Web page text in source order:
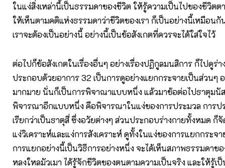
ในแง่สิ่งเหล่านี้เป็นธรรมดาของชีวิต ให้รู้ความเป็นไปของชีวิต
ให้เห็นตามคติแห่งธรรมดาว่าชีวิตของเรา ก็เป็นอย่างนี้เหมือนกั
เราจะต้องเป็นอย่างนี้ อย่างนี้เป็นข้อสังเกตที่ควรจะได้ใส่ใจไว้
ต่อไปก็ข้อสังเกตในเรื่องอื่นๆ อย่างเรื่องปฏิกูลมนสิการ ก็ไปดูร่า
ประกอบด้วยอาการ 32 เป็นการดูอย่างแยกกระจายเป็นส่วนๆ
มากมาย นั่นก็เป็นการพิจาณาแบบหนึ่ง แล้วมาข้อต่อไปธาตุมนั
พิจารณาอีกแบบหนึ่ง คือพิจารณาในแง่ของการประมวล การป
เรียกว่าเป็นธาตุสี่ ซึ่งอวัยต่างๆ ส่วนประกอบร่างกายทั้งหมด ก็
แง่วิเคราะห์และแง่การสังเคราะห์ ดูทั้งในแง่ของการแยกกระจ
การแยกอย่างนี้เป็นวิธีการอย่างหนึ่ง จะได้เห็นสภาพธรรมดาข
หลงใหลมัวเมา ได้รู้จักชีวิตของตนตามความเป็นจริง และให้รู้เ